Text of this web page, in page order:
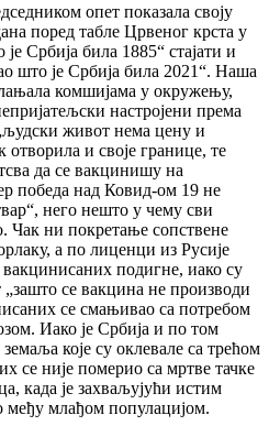
опет показала своју
поред табле Црвеног крста у
Србија била 1885“ стајати и
што је Србија била 2021“. Наша
комшијама у окружењу,
настројени према
живот нема цену и
отворила и своје границе, те
да се вакцинишу на
победа над Ковид-ом 19 не
него нешто у чему сви
Чак ни покретање сопствене
а по лиценци из Русије
подигне, иако су
се вакцина не производи
се смањивао са потребом
Иако је Србија и по том
које су оклевале са трећом
се није померио са мртве тачке
када је захваљујући истим
млађом популацијом.